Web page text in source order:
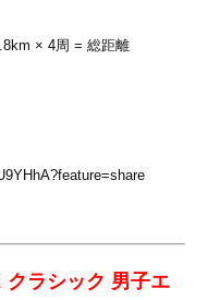
× 4周 = 総距離
ラシック 男子エ